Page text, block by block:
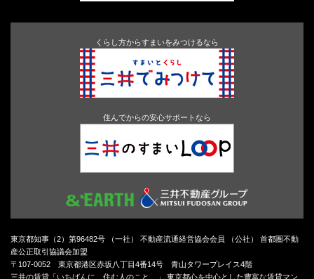
くらし方からすまいをみつけるなら
住んでからの安心サポートなら
東京都知事（2）第96482号 （一社） 不動産流通経営協会会員 （公社） 首都圏不動
産公正取引協議会加盟
〒107-0052 東京都港区赤坂八丁目4番14号 青山タワープレイス4階
三井の賃貸「いちばんに、住む人のこと。」 東京都心を中心とした豊富な賃貸マン